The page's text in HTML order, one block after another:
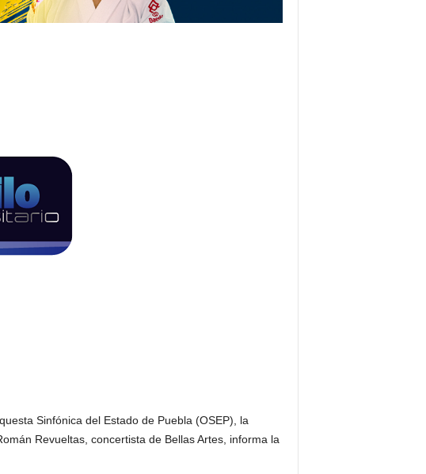
Sinfónica del Estado de Puebla (OSEP), la
Revueltas, concertista de Bellas Artes, informa la